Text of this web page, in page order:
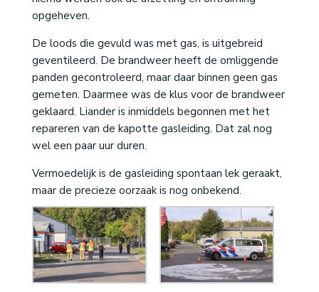
opgeheven.
De loods die gevuld was met gas, is uitgebreid
geventileerd. De brandweer heeft de omliggende
panden gecontroleerd, maar daar binnen geen gas
gemeten. Daarmee was de klus voor de brandweer
geklaard. Liander is inmiddels begonnen met het
repareren van de kapotte gasleiding. Dat zal nog
wel een paar uur duren.
Vermoedelijk is de gasleiding spontaan lek geraakt,
maar de precieze oorzaak is nog onbekend.